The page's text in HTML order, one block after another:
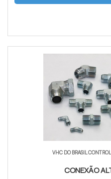
VHC DO BRASIL
CONEXÃO